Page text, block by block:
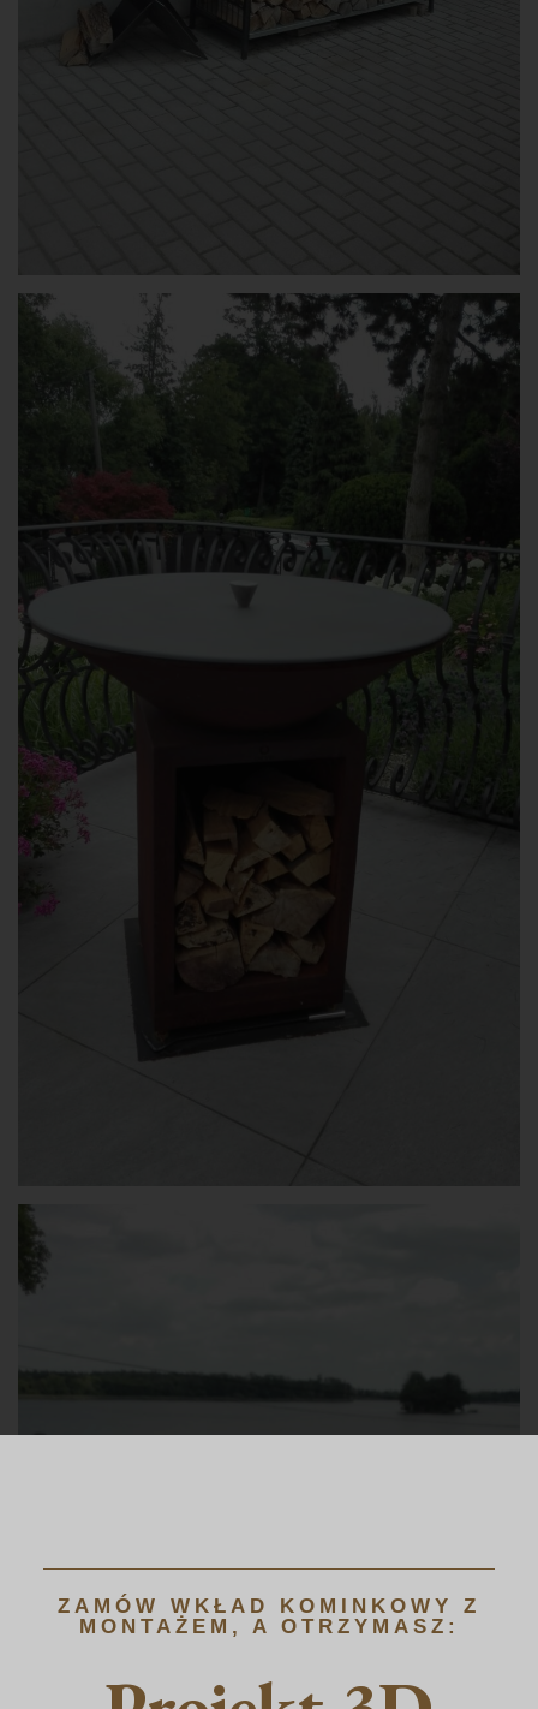
ZAMÓW WKŁAD KOMINKOWY Z
MONTAŻEM, A OTRZYMASZ: